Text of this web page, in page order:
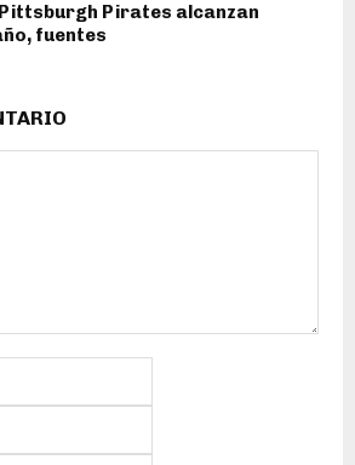
Pirates alcanzan
fuentes